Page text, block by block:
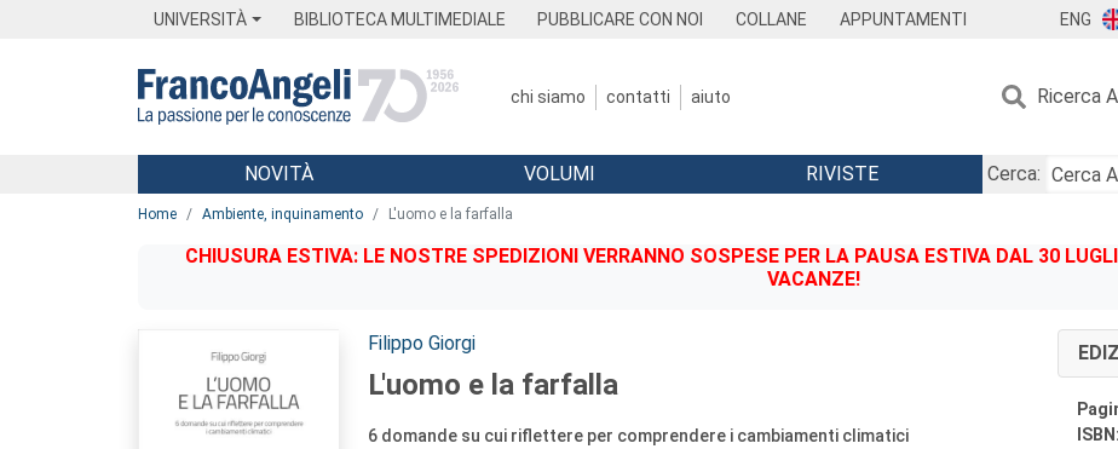
UNIVERSITÀ BIBLIOTECA MULTIMEDIALE PUBBLICARE CON NOI COLLANE APPUNTAMENTI ENG
chi siamo contatti aiuto Ricerca
Menu
NOVITÀ VOLUMI RIVISTE
Cerca:
Home Ambiente, inquinamento L'uomo e la farfalla
CHIUSURA ESTIVA: LE NOSTRE SPEDIZIONI VERRANNO SOSPESE PER LA PAUSA ESTIVA DAL 30
VACANZE!
Autori:
Filippo Giorgi
L'uomo e la farfalla
6 domande su cui riflettere per comprendere i cambiamenti climatici
ISBN: